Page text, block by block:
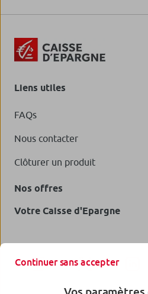
Liens utiles
FAQs
Nous contacter
Clôturer un produit
Nos offres
Votre Caisse d'Epargne
Continuer sans accepter